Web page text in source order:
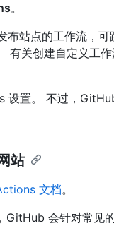
。
站点的工作流，
关创建自定义工
置。 不过，
站
文档。
会针对常见